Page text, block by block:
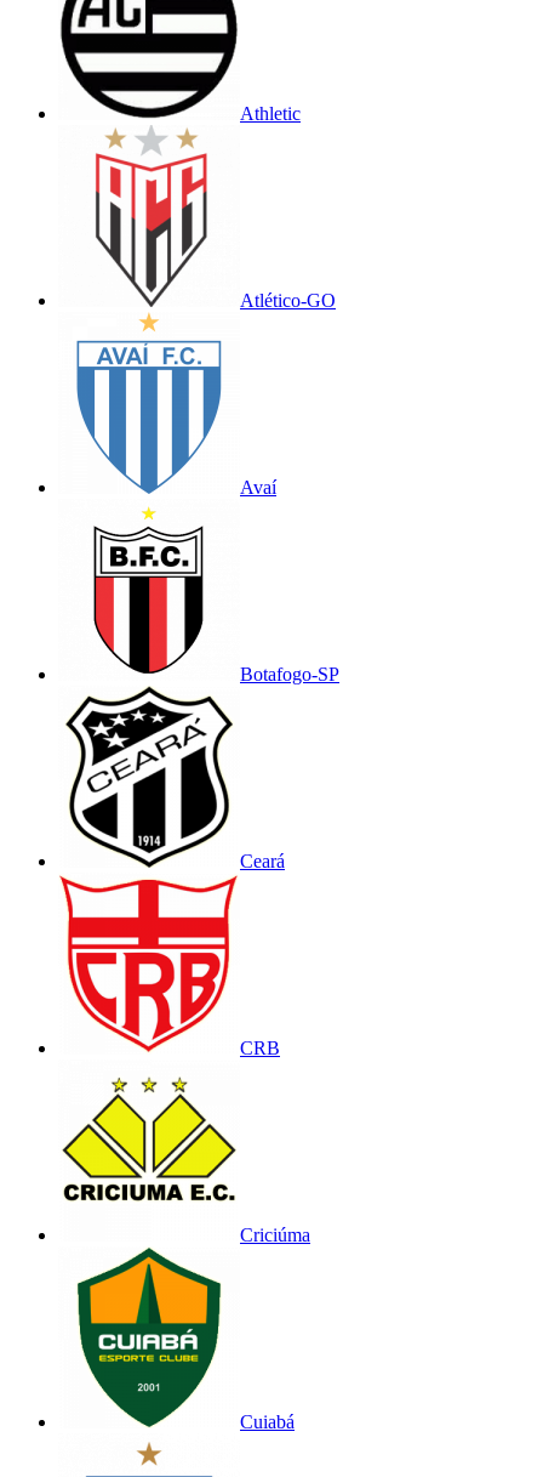
Athletic
Atlético-GO
Avaí
Botafogo-SP
Ceará
CRB
Criciúma
Cuiabá